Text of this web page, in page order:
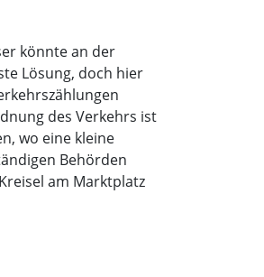
könnte an der
Lösung, doch hier
des Verkehrs ist
wo eine kleine
Behörden
am Marktplatz